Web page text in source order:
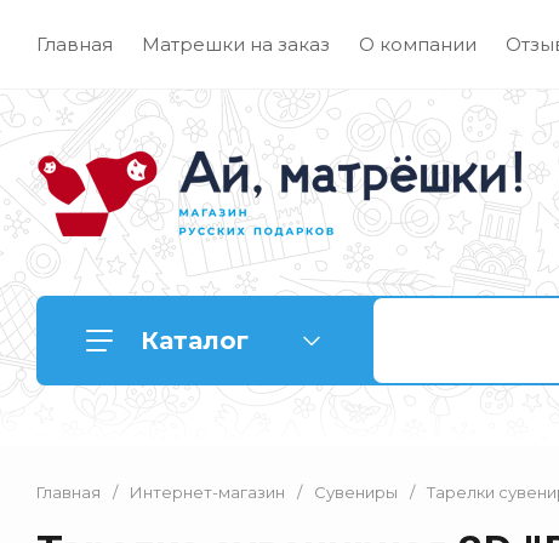
Главная Матрешки на заказ О компании
Матрешки
Каталог
Главная / Интернет-магазин / Сувениры / Тарелки